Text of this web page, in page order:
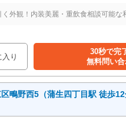
く外観！内装美麗・重飲食相談可能な
り
30秒で完
無料問い
鴫野西5（蒲生四丁目駅 徒歩